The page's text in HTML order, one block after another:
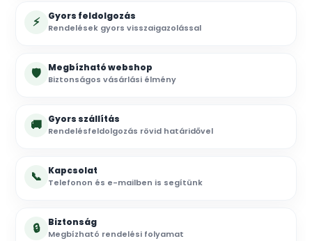
⚡ Gyors feldolgozás
Rendelések gyors visszaigazolással
🛡 Megbízható webshop
Biztonságos vásárlási élmény
🚚 Gyors szállítás
Rendelésfeldolgozás rövid határidővel
📞 Kapcsolat
Telefonon és e-mailben is segítünk
🔒 Biztonság
Megbízható rendelési folyamat